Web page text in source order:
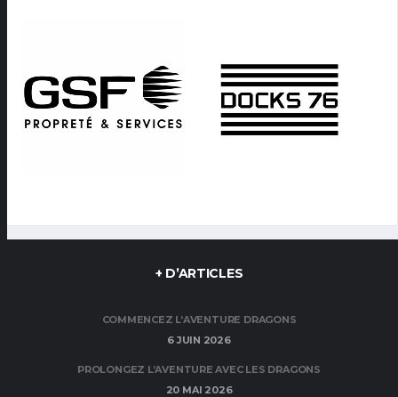
+ D’ARTICLES
COMMENCEZ L’AVENTURE DRAGONS
6 JUIN 2026
PROLONGEZ L’AVENTURE AVEC LES DRAGONS
20 MAI 2026